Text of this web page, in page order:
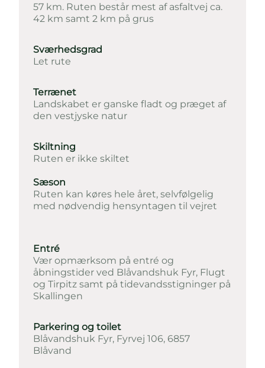
57 km. Ruten består mest af asfaltvej ca.
42 km samt 2 km på grus
Sværhedsgrad
Let rute
Terrænet
Landskabet er ganske fladt og præget af
den vestjyske natur
Skiltning
Ruten er ikke skiltet
Sæson
Ruten kan køres hele året, selvfølgelig
med nødvendig hensyntagen til vejret
Entré
Vær opmærksom på entré og
åbningstider ved Blåvandshuk Fyr, Flugt
og Tirpitz samt på tidevandsstigninger på
Skallingen
Parkering og toilet
Blåvandshuk Fyr, Fyrvej 106, 6857
Blåvand